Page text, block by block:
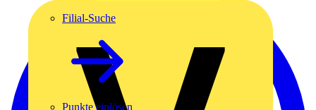
Filial-Suche
Punkte einlösen